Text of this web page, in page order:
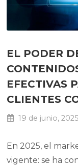
EL PODER
EFECTIVAS
CLIENTES
19 de junio, 2025
En 2025, el
vigente: se ha